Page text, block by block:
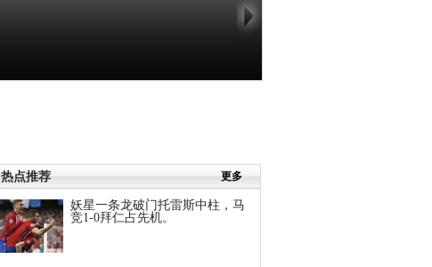
热点推荐 更多
妖星一条龙破门托雷斯中柱，马
竞1-0拜仁占先机。